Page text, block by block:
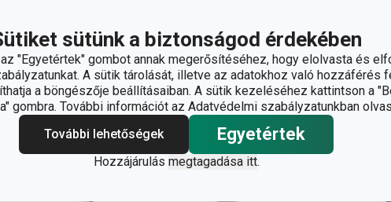
sütünk a biztonságod érdekében
"Egyetértek" gombot annak megerősítéséhez, hogy elolvasta és
A sütik tárolását, illetve az adatokhoz való hozzáférés
a böngészője beállításaiban. A sütik kezeléséhez kattintson a
gombra. További információt az Adatvédelmi szabályzatunkban
További lehetőségek
Egyetértek
Hozzájárulás megtagadása itt.
Kosárba
12 márkaboltban
elérhető
Kosárba
12
elérhető